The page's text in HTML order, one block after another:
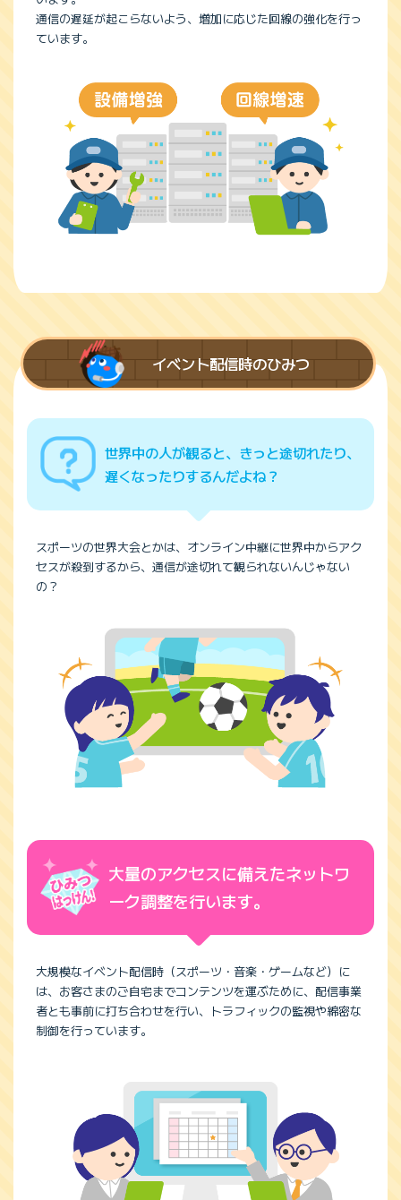
通信の遅延が起こらないよう、増加に応じた回線の強化を行っ
ています。
イベント配信時のひみつ
世界中の人が観ると、きっと途切れたり、
遅くなったりするんだよね？
スポーツの世界大会とかは、オンライン中継に世界中からアク
セスが殺到するから、通信が途切れて観られないんじゃない
の？
大量のアクセスに備えたネットワ
ーク調整を行います。
大規模なイベント配信時（スポーツ・音楽・ゲームなど）に
は、お客さまのご自宅までコンテンツを運ぶために、配信事業
者とも事前に打ち合わせを行い、トラフィックの監視や綿密な
制御を行っています。